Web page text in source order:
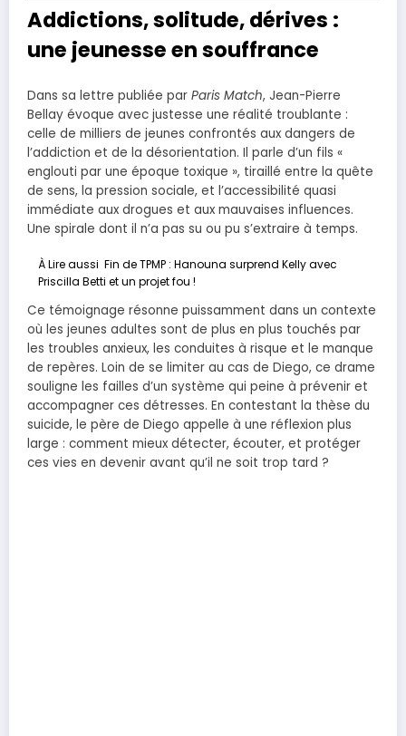
Addictions, solitude, dérives :
une jeunesse en souffrance
Dans sa lettre publiée par Paris Match, Jean-Pierre
Bellay évoque avec justesse une réalité troublante :
celle de milliers de jeunes confrontés aux dangers de
l’addiction et de la désorientation. Il parle d’un fils «
englouti par une époque toxique », tiraillé entre la quête
de sens, la pression sociale, et l’accessibilité quasi
immédiate aux drogues et aux mauvaises influences.
Une spirale dont il n’a pas su ou pu s’extraire à temps.
À Lire aussi Fin de TPMP : Hanouna surprend Kelly avec
Priscilla Betti et un projet fou !
Ce témoignage résonne puissamment dans un contexte
où les jeunes adultes sont de plus en plus touchés par
les troubles anxieux, les conduites à risque et le manque
de repères. Loin de se limiter au cas de Diego, ce drame
souligne les failles d’un système qui peine à prévenir et
accompagner ces détresses. En contestant la thèse du
suicide, le père de Diego appelle à une réflexion plus
large : comment mieux détecter, écouter, et protéger
ces vies en devenir avant qu’il ne soit trop tard ?